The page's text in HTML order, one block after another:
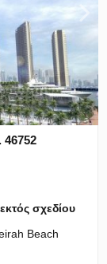
σχεδίου
Beach